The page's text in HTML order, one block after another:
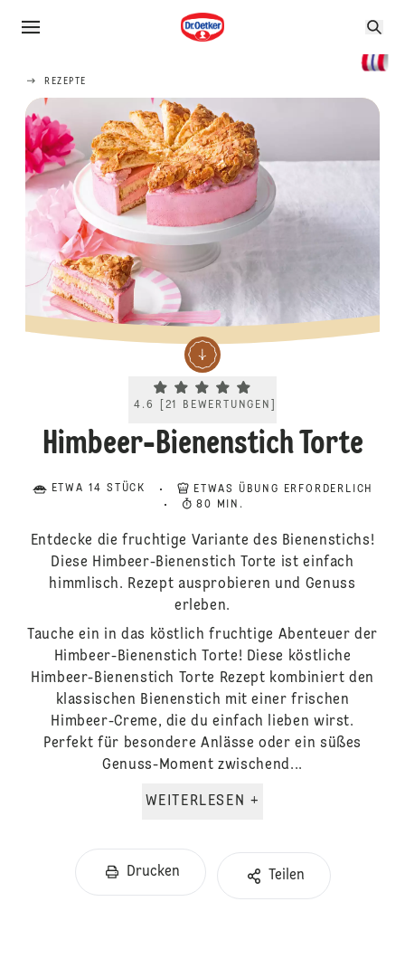
REZEPTE
Current rating 4.6. Click to rate.
4.6 21 BEWERTUNGEN
Himbeer-Bienenstich Torte
ETWA 14 STÜCK
ETWAS ÜBUNG ERFORDERLICH
80 MIN.
Entdecke die fruchtige Variante des Bienenstichs!
Diese Himbeer-Bienenstich Torte ist einfach
himmlisch. Rezept ausprobieren und Genuss
erleben.
Tauche ein in das köstlich fruchtige Abenteuer der
Himbeer-Bienenstich Torte! Diese köstliche
Himbeer-Bienenstich Torte Rezept kombiniert den
klassischen Bienenstich mit einer frischen
Himbeer-Creme, die du einfach lieben wirst.
Perfekt für besondere Anlässe oder ein süßes
Genuss-Moment zwischend...
WEITERLESEN +
Drucken Teilen